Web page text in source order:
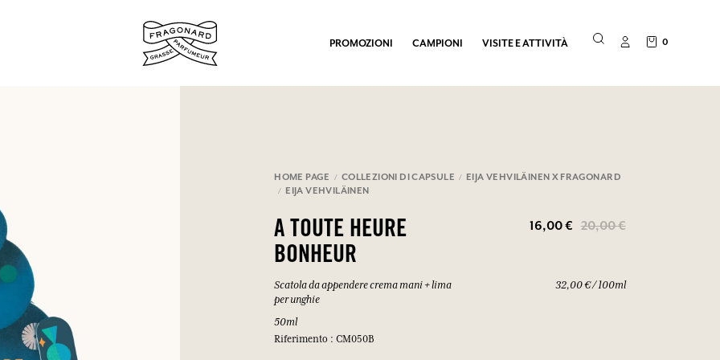
PROMOZIONI CAMPIONI VISITE E ATTIVITÀ 0
HOME PAGE COLLEZIONI DI CAPSULE
EIJA VEHVILÄINEN X FRAGONARD
EIJA VEHVILÄINEN
A TOUTE HEURE
BONHEUR
16,00 € 20,00 €
Scatola da appendere crema mani + lima
per unghie
50ml
Riferimento : CM050B
32,00 € / 100ml